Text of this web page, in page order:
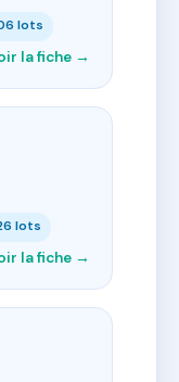
lots
la fiche →
lots
la fiche →